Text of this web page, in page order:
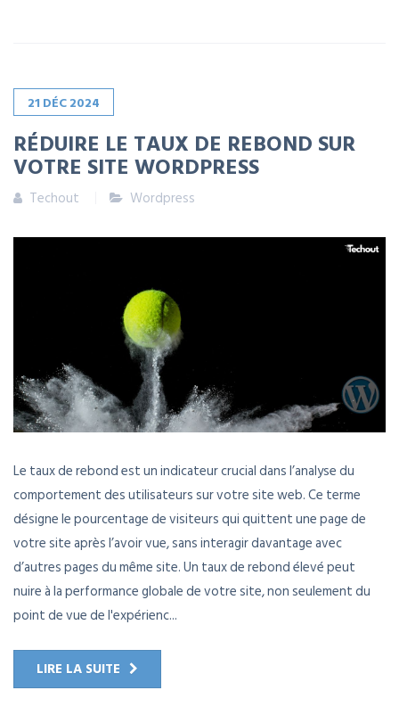
21 DÉC2024
RÉDUIRE LE TAUX DE REBOND SUR
VOTRE SITE WORDPRESS
Techout Wordpress
Le taux de rebond est un indicateur crucial dans l’analyse du
comportement des utilisateurs sur votre site web. Ce terme
désigne le pourcentage de visiteurs qui quittent une page de
votre site après l’avoir vue, sans interagir davantage avec
d’autres pages du même site. Un taux de rebond élevé peut
nuire à la performance globale de votre site, non seulement du
point de vue de l'expérienc...
LIRE LA SUITE